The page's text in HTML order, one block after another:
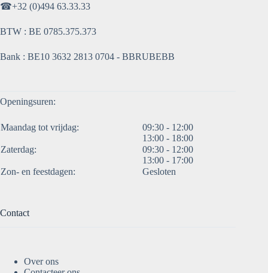
☎+32 (0)494 63.33.33
BTW : BE 0785.375.373
Bank : BE10 3632 2813 0704 - BBRUBEBB
Openingsuren:
Maandag tot vrijdag:
09:30 - 12:00
13:00 - 18:00
Zaterdag:
09:30 - 12:00
13:00 - 17:00
Zon- en feestdagen:
Gesloten
Contact
Over ons